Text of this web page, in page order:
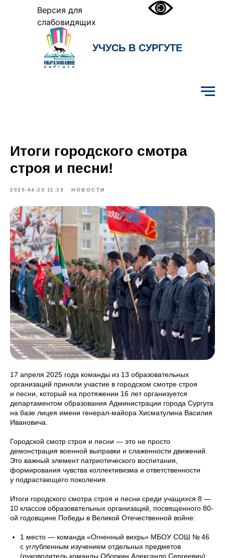
Версия для
слабовидящих
УЧУСЬ В СУРГУТЕ
Итоги городского смотра
строя и песни!
2025-04-23 11:13 НОВОСТИ
17 апреля 2025 года команды из 13 образовательных
организаций приняли участие в городском смотре строя
и песни, который на протяжении 16 лет организуется
департаментом образования Администрации города Сургута
на базе лицея имени генерал-майора Хисматулина Василия
Ивановича.
Городской смотр строя и песни — это не просто
демонстрация военной выправки и слаженности движений.
Это важный элемент патриотического воспитания,
формирования чувства коллективизма и ответственности
у подрастающего поколения.
Итоги городского смотра строя и песни среди учащихся 8 —
10 классов образовательных организаций, посвященного 80-
ой годовщине Победы в Великой Отечественной войне:
1 место — команда «Огненный вихрь» МБОУ СОШ № 46
с углубленным изучением отдельных предметов
(руководитель команды Оборкин Александр Сергеевич);